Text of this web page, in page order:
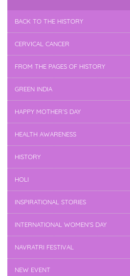
BACK TO THE HISTORY
CERVICAL CANCER
FROM THE PAGES OF HISTORY
GREEN INDIA
HAPPY MOTHER’S DAY
HEALTH AWARENESS
HISTORY
HOLI
INSPIRATIONAL STORIES
INTERNATIONAL WOMEN'S DAY
NAVRATRI FESTIVAL
NEW EVENT